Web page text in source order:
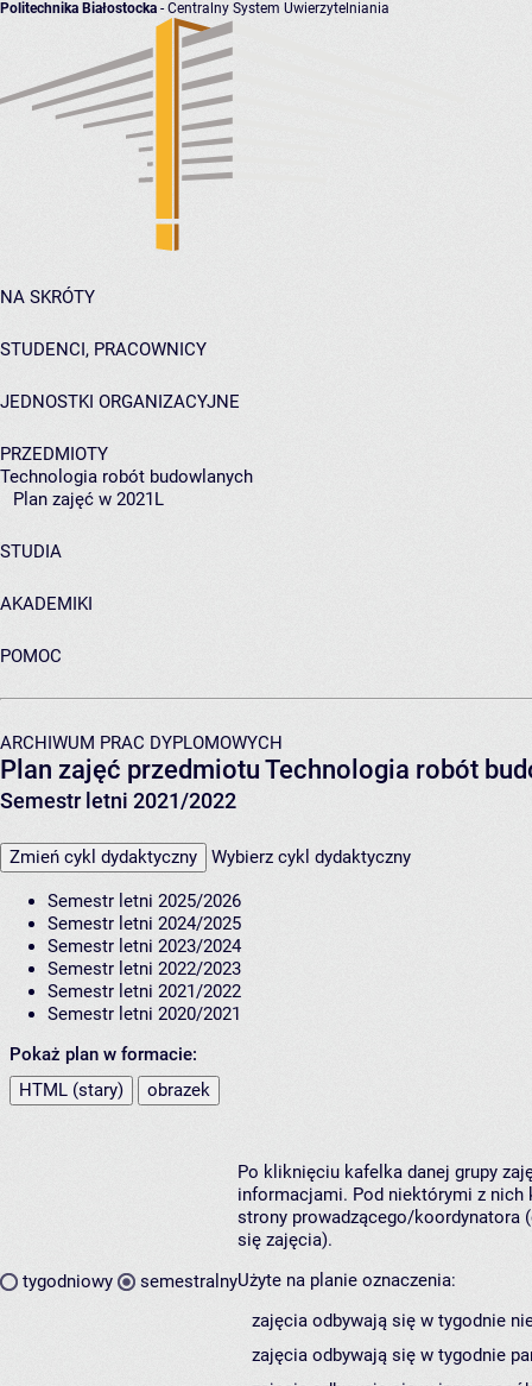
Politechnika Białostocka - Centralny System Uwierzytelniania
NA SKRÓTY
STUDENCI, PRACOWNICY
JEDNOSTKI ORGANIZACYJNE
PRZEDMIOTY
Technologia robót budowlanych
Plan zajęć w 2021L
STUDIA
AKADEMIKI
POMOC
ARCHIWUM PRAC DYPLOMOWYCH
Plan zajęć przedmiotu Technologia robót
Semestr letni 2021/2022
Zmień cykl dydaktyczny Wybierz cykl dydaktyczny
Semestr letni 2025/2026
Semestr letni 2024/2025
Semestr letni 2023/2024
Semestr letni 2022/2023
Semestr letni 2021/2022
Semestr letni 2020/2021
Pokaż plan w formacie:
HTML (stary)
obrazek
tygodniowy semestralny
Po kliknięciu kafelka danej grupy
informacjami. Pod niektórymi z nich
strony prowadzącego/koordynatora
się zajęcia).
Użyte na planie oznaczenia:
zajęcia odbywają się w tygodnie
zajęcia odbywają się w tygodnie